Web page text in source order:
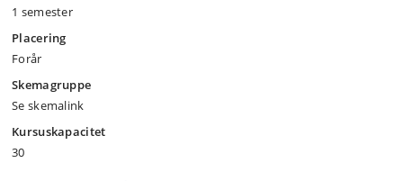
1 semester
Placering
Forår
Skemagruppe
Se skemalink
Kursuskapacitet
30